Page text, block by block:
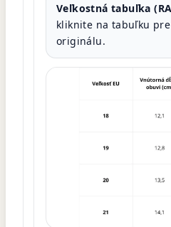
Veľkostná tabuľka
kliknite na tabuľku
originálu.